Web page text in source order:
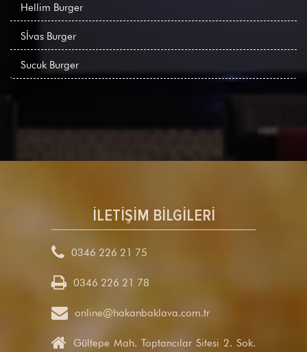
Hellim Burger
Sİvas Burger
Sucuk Burger
İLETİŞİM BİLGİLERİ
 0346 226 21 75
0346 226 21 78
 online@hakanbaklava.com.tr
 Gültepe Mah. Toptancılar Sitesi 2. Sok.